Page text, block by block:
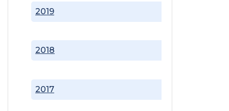
2017
2018
2019